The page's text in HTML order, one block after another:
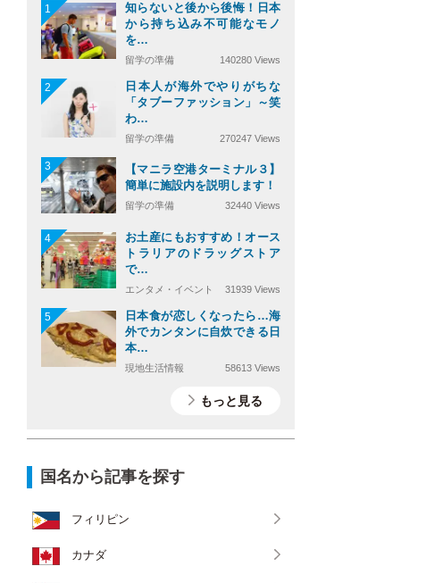
1
知らないと後から後悔！日本
から持ち込み不可能なモノ
を…
留学の準備 140280 Views
2
日本人が海外でやりがちな
「タブーファッション」～笑
わ…
留学の準備 270247 Views
3
【マニラ空港ターミナル３】
簡単に施設内を説明します！
留学の準備 32440 Views
4
お土産にもおすすめ！オース
トラリアのドラッグストア
で…
エンタメ・イベント 31939 Views
5
日本食が恋しくなったら…海
外でカンタンに自炊できる日
本…
現地生活情報 58613 Views
もっと見る
国名から記事を探す
フィリピン
カナダ